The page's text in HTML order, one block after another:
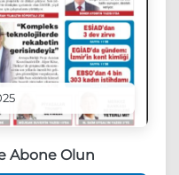
Abone Olun